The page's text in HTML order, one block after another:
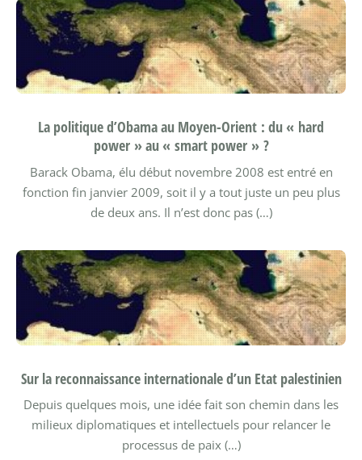
La politique d’Obama au Moyen-Orient : du « hard
power » au « smart power » ?
Barack Obama, élu début novembre 2008 est entré en
fonction fin janvier 2009, soit il y a tout juste un peu plus
de deux ans. Il n’est donc pas (…)
Sur la reconnaissance internationale d’un Etat palestinien
Depuis quelques mois, une idée fait son chemin dans les
milieux diplomatiques et intellectuels pour relancer le
processus de paix (…)